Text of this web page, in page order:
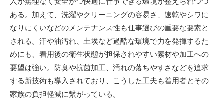
ある。加えて、洗濯やクリーニングの容易さ、速乾やシワに
なりにくいなどのメンテナンス性も仕事選びの重要な要素と
される。汗や油汚れ、土埃など過酷な環境で力を発揮するた
めにも、着用後の衛生状態が担保されやすい素材や加工への
要望は強い。防臭や抗菌加工、汚れの落ちやすさなどを追求
する新技術も導入されており、こうした工夫も着用者とその
家族の負担軽減に繋がっている。